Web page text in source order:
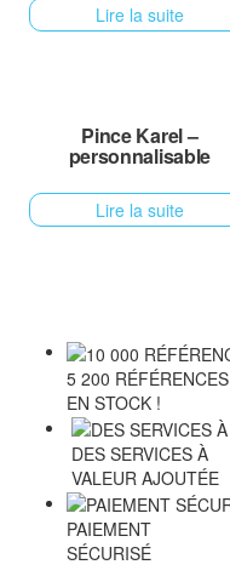
Lire la suite
Pince Karel –
personnalisable
Lire la suite
5 200 RÉFÉRENCES
EN STOCK !
DES SERVICES À
VALEUR AJOUTÉE
PAIEMENT
SÉCURISÉ